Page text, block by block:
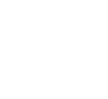
確認）［ +298円
します。ご確認のお
始いたします。
］
円］
ます。ご確認のお
ズでは大きすぎると
増やしたい場合はこ
リムな印象を受けま
ズでは大きすぎると
増やしたい場合はこ
リムな印象を受けま
場合だと
が入ります